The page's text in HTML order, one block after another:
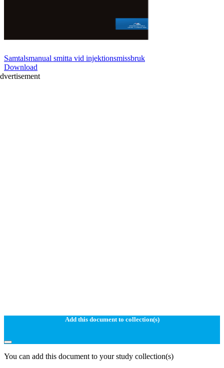
Samtalsmanual smitta vid injektionsmissbruk
Download
Add this document to collection(s)
You can add this document to your study collection(s)